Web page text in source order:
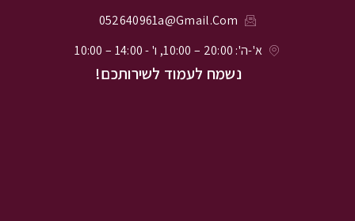
052640961a@gmail.com
א'-ה': 20:00 – 10:00, ו' - 14:00 – 10:00
נשמח לעמוד לשירותכם!